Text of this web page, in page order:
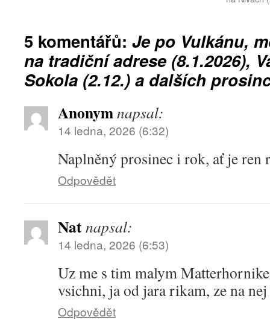
5 komentářů: Je po Vulkánu,
na tradiční adrese (8.1.2026),
Sokola (2.12.) a dalších
Anonymnapsal:
14 ledna, 2026 (6:32)
Naplněný prosinec i rok, ať je ren
Odpovědět
Natnapsal:
14 ledna, 2026 (6:53)
Uz me s tim malym
vsichni, ja od jara rikam, ze na nej
Odpovědět